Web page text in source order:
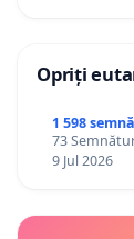
Opriți
1 598
73
9 Jul 2026